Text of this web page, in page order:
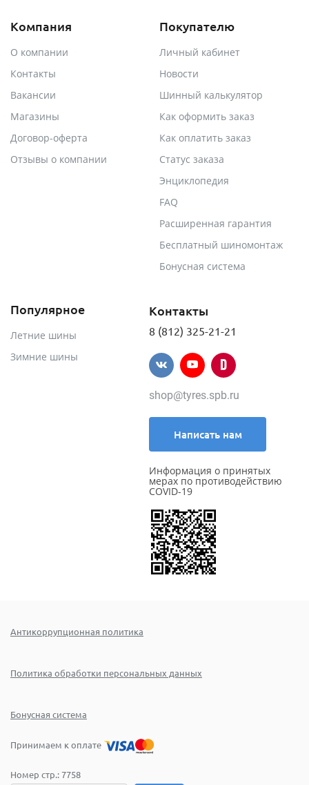
Компания
О компании
Контакты
Вакансии
Магазины
Договор-оферта
Отзывы о компании
Покупателю
Личный кабинет
Новости
Шинный калькулятор
Как оформить заказ
Как оплатить заказ
Статус заказа
Энциклопедия
FAQ
Расширенная гарантия
Бесплатный шиномонтаж
Бонусная система
Популярное
Летние шины
Зимние шины
Контакты
8 (812) 325-21-21
shop@tyres.spb.ru
Написать нам
Информация о принятых
мерах по противодействию
COVID-19
Антикоррупционная политика
Политика обработки персональных данных
Бонусная система
Принимаем к оплате
Номер стр.:7758